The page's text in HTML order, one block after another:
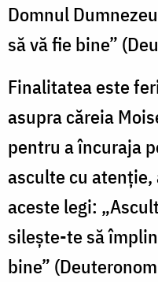
Domnul
să vă fie bine”
Finalitatea este
asupra căreia
pentru a încuraja
asculte cu
aceste legi:
sileşte-te să
bine”